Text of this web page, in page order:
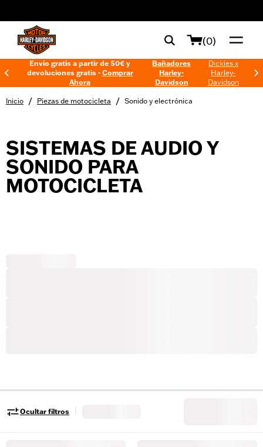
(0)
Envío gratis a partir de 50€ y
devoluciones gratis - Comprar
Ahora
Bañadores
Harley-
Davidson
Dickies x
Harley-
Davidson
Inicio / Piezas de motocicleta / Sonido y electrónica
SISTEMAS DE AUDIO Y
SONIDO PARA
MOTOCICLETA
Ocultar filtros